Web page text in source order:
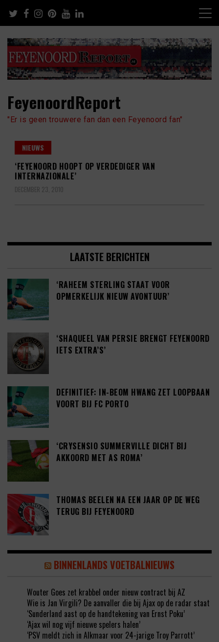
content
FeyenoordReport
"Er is geen trouwere fan dan een Feyenoord fan"
NIEUWS
‘FEYENOORD HOOPT OP VERDEDIGER VAN
INTERNAZIONALE’
DECEMBER 23, 2010
LAATSTE BERICHTEN
‘RAHEEM STERLING STAAT VOOR
OPMERKELIJK NIEUW AVONTUUR’
‘SHAQUEEL VAN PERSIE BRENGT FEYENOORD
IETS EXTRA’S’
DEFINITIEF: IN-BEOM HWANG ZET LOOPBAAN
VOORT BIJ FC PORTO
‘CRYSENSIO SUMMERVILLE DICHT BIJ
AKKOORD MET AS ROMA’
THOMAS BEELEN NA EEN JAAR OP DE WEG
TERUG BIJ FEYENOORD
BINNENLANDS VOETBALNIEUWS
Wouter Goes zet krabbel onder nieuw contract bij AZ
Wie is Jan Virgili? De aanvaller die bij Ajax op de radar staat
‘Sunderland aast op de handtekening van Ernst Poku’
‘Ajax wil nog vijf nieuwe spelers halen’
‘PSV meldt zich in Alkmaar voor 24-jarige Troy Parrott’